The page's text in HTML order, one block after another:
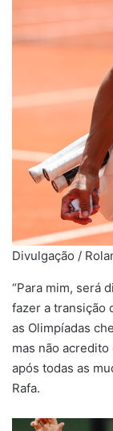
Divulgação /
“Para mim, será
fazer a transição
as Olimpíadas
mas não
após todas as
Rafa.